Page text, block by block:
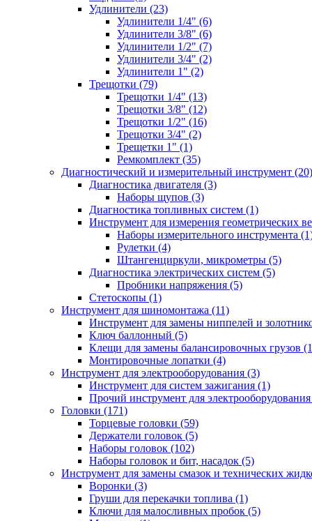
Удлинители (23)
Удлинители 1/4" (6)
Удлинители 3/8" (6)
Удлинители 1/2" (7)
Удлинители 3/4" (2)
Удлинители 1" (2)
Трещотки (79)
Трещотки 1/4" (13)
Трещотки 3/8" (12)
Трещотки 1/2" (16)
Трещотки 3/4" (2)
Трещетки 1" (1)
Ремкомплект (35)
Диагностический и измерительный инструмент (20)
Диагностика двигателя (3)
Наборы щупов (3)
Диагностика топливных систем (1)
Инструмент для измерения геометрических
Наборы измерительного инструмента
Рулетки (4)
Штангенциркули, микрометры (5)
Диагностика электрических систем (5)
Пробники напряжения (5)
Стетоскопы (1)
Инструмент для шиномонтажа (11)
Инструмент для замены ниппелей и
Ключ баллонный (5)
Клещи для замены балансировочных грузов
Монтировочные лопатки (4)
Инструмент для электрооборудования (3)
Инструмент для систем зажигания (1)
Прочий инструмент для
Головки (171)
Торцевые головки (59)
Держатели головок (5)
Наборы головок (102)
Наборы головок и бит, насадок (5)
Инструмент для замены смазок и технических
Воронки (3)
Груши для перекачки топлива (1)
Ключи для малосливных пробок (5)